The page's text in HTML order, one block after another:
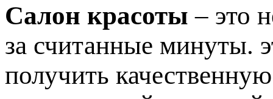
Салон красоты – это
за считанные минуты.
получить